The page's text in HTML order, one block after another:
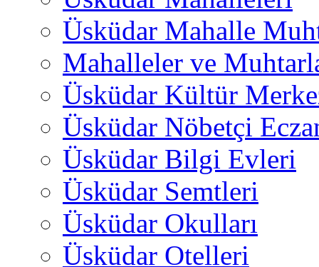
Üsküdar Mahalle
Mahalleler ve
Üsküdar Kültür
Üsküdar Nöbetçi
Üsküdar Bilgi Evleri
Üsküdar Semtleri
Üsküdar Okulları
Üsküdar Otelleri